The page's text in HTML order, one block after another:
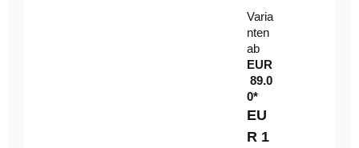
el
mi
t
Fe
rn
be
di
en
u
Varia
nten
ab
EUR
89.0
0*
EU
R 1